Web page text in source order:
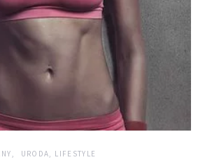
URODA, LIFESTYLE